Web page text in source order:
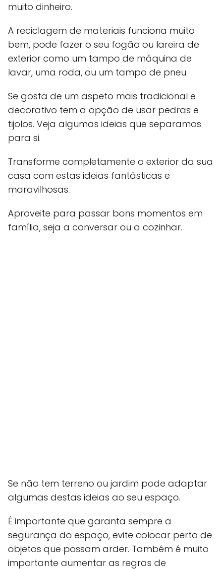
muito dinheiro.
A reciclagem de materiais funciona muito
bem, pode fazer o seu fogão ou lareira de
exterior como um tampo de máquina de
lavar, uma roda, ou um tampo de pneu.
Se gosta de um aspeto mais tradicional e
decorativo tem a opção de usar pedras e
tijolos. Veja algumas ideias que separamos
para si.
Transforme completamente o exterior da sua
casa com estas ideias fantásticas e
maravilhosas.
Aproveite para passar bons momentos em
família, seja a conversar ou a cozinhar.
Se não tem terreno ou jardim pode adaptar
algumas destas ideias ao seu espaço.
É importante que garanta sempre a
segurança do espaço, evite colocar perto de
objetos que possam arder. Também é muito
importante aumentar as regras de